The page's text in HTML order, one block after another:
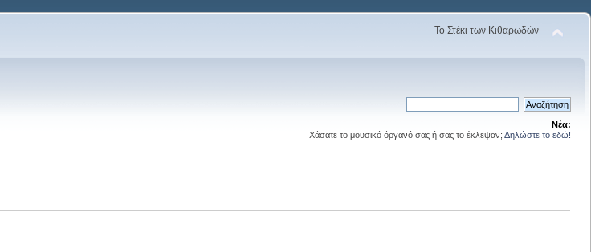
Το Στέκι των Κιθαρωδών
Νέα:
Χάσατε το μουσικό όργανό σας ή σας το έκλεψαν; Δηλώστε το εδώ!